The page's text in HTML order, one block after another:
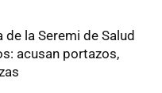
de la Seremi de Salud
acusan portazos,